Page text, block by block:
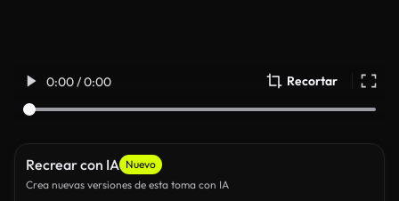
0:00 / 0:00 Recortar
Recrear con IA Nuevo
Crea nuevas versiones de esta toma con IA